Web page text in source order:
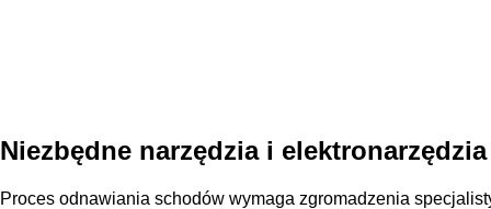
Niezbędne narzędzia i
Proces odnawiania schodów wymaga zgromadzenia